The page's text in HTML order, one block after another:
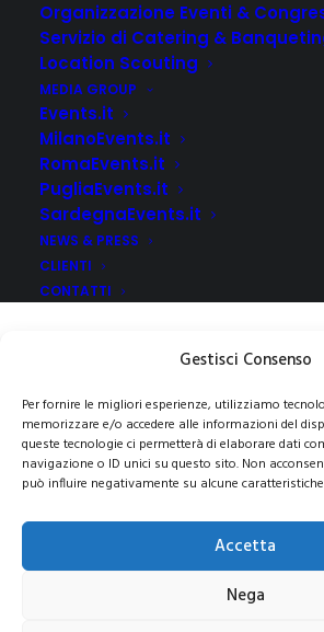
Gestisci Consenso
Per fornire le migliori esperienze, utilizziamo
memorizzare e/o accedere alle informazioni del
queste tecnologie ci permetterà di elaborare dati
navigazione o ID unici su questo sito. Non
può influire negativamente su alcune
Accetta
Nega
Organizzazione Eventi &
Servizio di Catering &
Location Scouting
MEDIA GROUP
Events.it
MilanoEvents.it
RomaEvents.it
PugliaEvents.it
SardegnaEvents.it
NEWS & PRESS
CLIENTI
CONTATTI
SEDE LEGALE:Via Privata Galeno 6, 20126 –
Privacy e Cookie Policy